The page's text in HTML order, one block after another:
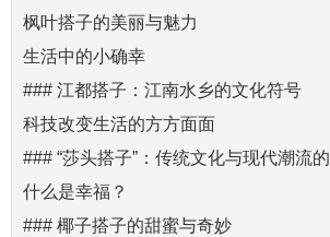
枫叶搭子的美丽与魅力
生活中的小确幸
### 江都搭子：江南水乡的文化符号
科技改变生活的方方面面
### “莎头搭子”：传统文化与现代潮流
什么是幸福？
### 椰子搭子的甜蜜与奇妙